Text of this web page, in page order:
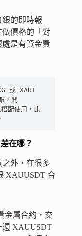
的即時報
做價格的「對
是有資金費
或 XAUT
，開
配使用，比
在哪？
外，在很多
XAUUSDT 合
金屬合約，交
週 XAUUSDT